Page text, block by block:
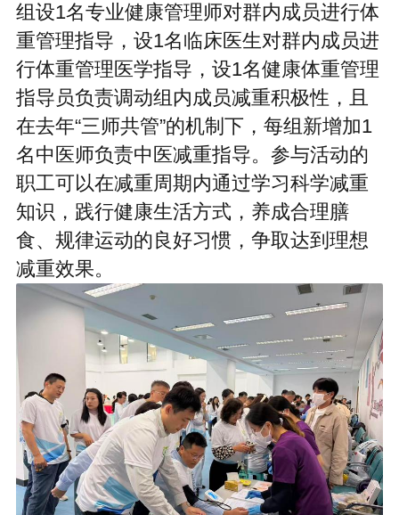
组设1名专业健康管理师对群内成员进行体
重管理指导，设1名临床医生对群内成员进
行体重管理医学指导，设1名健康体重管理
指导员负责调动组内成员减重积极性，且
在去年“三师共管”的机制下，每组新增加1
名中医师负责中医减重指导。参与活动的
职工可以在减重周期内通过学习科学减重
知识，践行健康生活方式，养成合理膳
食、规律运动的良好习惯，争取达到理想
减重效果。